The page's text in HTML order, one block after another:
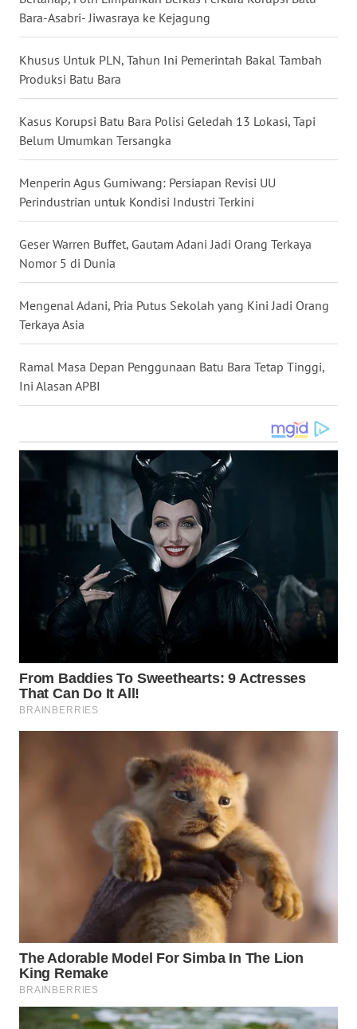
Bara-Asabri- Jiwasraya ke Kejagung
Khusus Untuk PLN, Tahun Ini Pemerintah Bakal Tambah
Produksi Batu Bara
Kasus Korupsi Batu Bara Polisi Geledah 13 Lokasi, Tapi
Belum Umumkan Tersangka
Menperin Agus Gumiwang: Persiapan Revisi UU
Perindustrian untuk Kondisi Industri Terkini
Geser Warren Buffet, Gautam Adani Jadi Orang Terkaya
Nomor 5 di Dunia
Mengenal Adani, Pria Putus Sekolah yang Kini Jadi Orang
Terkaya Asia
Ramal Masa Depan Penggunaan Batu Bara Tetap Tinggi,
Ini Alasan APBI
WN
NUSANTARA
WN
JOGJA
WN
WN
KALBAR
WN
KALTENG
WN
KALTARA
KALSEL
WN
WN
GORONTALO
SULUT
WN
WN
NIAS